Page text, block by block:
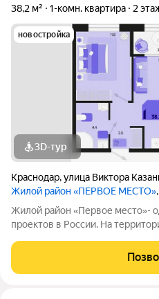
38,2 м²
1-комн. квартира 2
новостройка
3D-тур
Краснодар,улица Виктора
Жилой район «ПЕРВОЕ МЕСТО»
Жилой район «Первое место»-
проектов в России. На
га, храмовый комплекс,
детские и спортивные